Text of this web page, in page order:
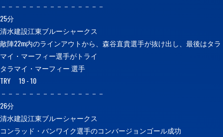
－－－－－－－－－－－－－－－
25分
清水建設江東ブルーシャークス
敵陣22m内のラインアウトから、森谷直貴選手が抜け出し、最後はタラ
マイ・マーフィー選手がトライ
タラマイ・マーフィー 選手
TRY 19 - 10
－－－－－－－－－－－－－－－
26分
清水建設江東ブルーシャークス
コンラッド・バンワイク選手のコンバージョンゴール成功